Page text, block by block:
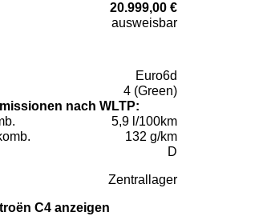
20.999,00 €
ausweisbar
Euro6d
4 (Green)
nach WLTP:
5,9 l/100km
132 g/km
D
Zentrallager
C4 anzeigen